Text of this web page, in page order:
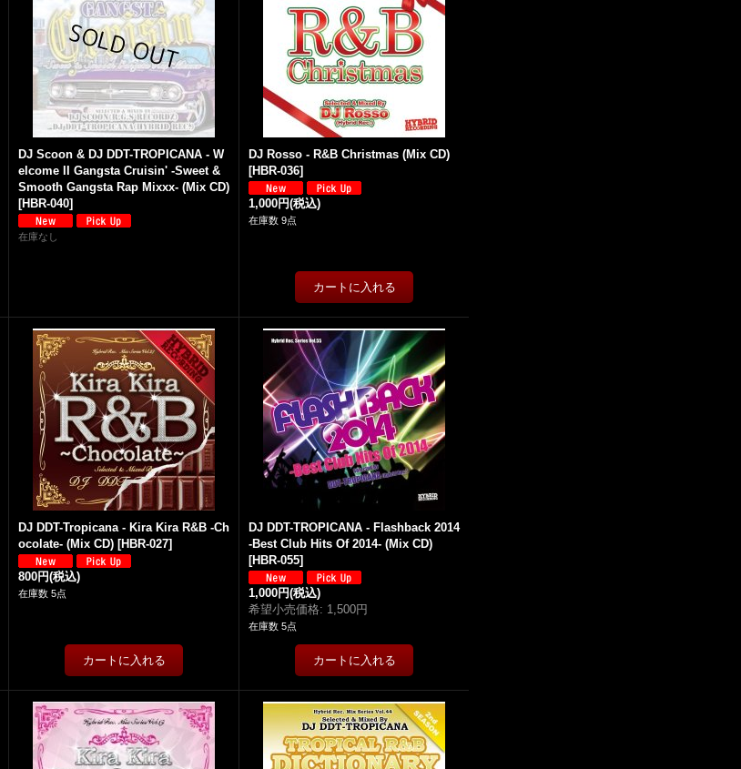
DJ Scoon & DJ DDT-TROPICANA - W
elcome II Gangsta Cruisin' -Sweet &
Smooth Gangsta Rap Mixxx- (Mix CD)
[HBR-040]
在庫なし
DJ Rosso - R&B Christmas (Mix CD)
[HBR-036]
1,000円(税込)
在庫数 9点
DJ DDT-Tropicana - Kira Kira R&B -Ch
ocolate- (Mix CD) [HBR-027]
800円(税込)
在庫数 5点
DJ DDT-TROPICANA - Flashback 2014
-Best Club Hits Of 2014- (Mix CD)
[HBR-055]
1,000円(税込)
希望小売価格: 1,500円
在庫数 5点